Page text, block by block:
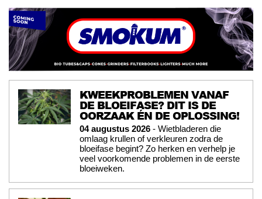
KWEEKPROBLEMEN VANAF
DE BLOEIFASE? DIT IS DE
OORZAAK ÉN DE OPLOSSING!
04 augustus 2026 - Wietbladeren die
omlaag krullen of verkleuren zodra de
bloeifase begint? Zo herken en verhelp je
veel voorkomende problemen in de eerste
bloeiweken.